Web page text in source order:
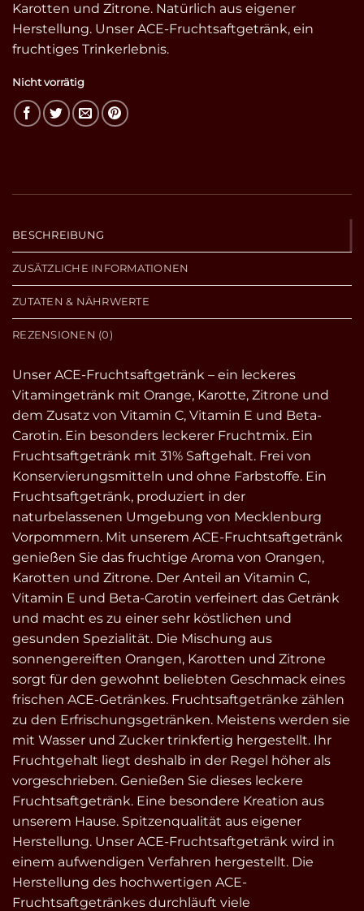
Karotten und Zitrone. Natürlich aus eigener
Herstellung. Unser ACE-Fruchtsaftgetränk, ein
fruchtiges Trinkerlebnis.
Nicht vorrätig
BESCHREIBUNG
ZUSÄTZLICHE INFORMATIONEN
ZUTATEN & NÄHRWERTE
REZENSIONEN (0)
Unser ACE-Fruchtsaftgetränk – ein leckeres
Vitamingetränk mit Orange, Karotte, Zitrone und
dem Zusatz von Vitamin C, Vitamin E und Beta-
Carotin. Ein besonders leckerer Fruchtmix. Ein
Fruchtsaftgetränk mit 31% Saftgehalt. Frei von
Konservierungsmitteln und ohne Farbstoffe. Ein
Fruchtsaftgetränk, produziert in der
naturbelassenen Umgebung von Mecklenburg
Vorpommern. Mit unserem ACE-Fruchtsaftgetränk
genießen Sie das fruchtige Aroma von Orangen,
Karotten und Zitrone. Der Anteil an Vitamin C,
Vitamin E und Beta-Carotin verfeinert das Getränk
und macht es zu einer sehr köstlichen und
gesunden Spezialität. Die Mischung aus
sonnengereiften Orangen, Karotten und Zitrone
sorgt für den gewohnt beliebten Geschmack eines
frischen ACE-Getränkes. Fruchtsaftgetränke zählen
zu den Erfrischungsgetränken. Meistens werden sie
mit Wasser und Zucker trinkfertig hergestellt. Ihr
Fruchtgehalt liegt deshalb in der Regel höher als
vorgeschrieben. Genießen Sie dieses leckere
Fruchtsaftgetränk. Eine besondere Kreation aus
unserem Hause. Spitzenqualität aus eigener
Herstellung. Unser ACE-Fruchtsaftgetränk wird in
einem aufwendigen Verfahren hergestellt. Die
Herstellung des hochwertigen ACE-
Fruchtsaftgetränkes durchläuft viele